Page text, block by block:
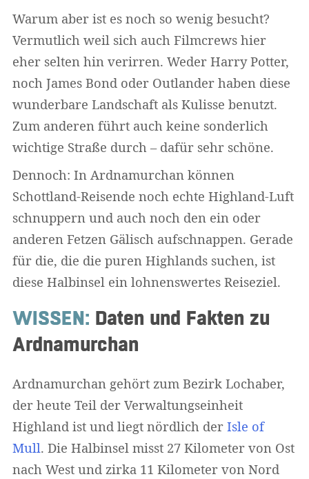
Warum aber ist es noch so wenig besucht?
Vermutlich weil sich auch Filmcrews hier
eher selten hin verirren. Weder Harry Potter,
noch James Bond oder Outlander haben diese
wunderbare Landschaft als Kulisse benutzt.
Zum anderen führt auch keine sonderlich
wichtige Straße durch – dafür sehr schöne.
Dennoch: In Ardnamurchan können
Schottland-Reisende noch echte Highland-Luft
schnuppern und auch noch den ein oder
anderen Fetzen Gälisch aufschnappen. Gerade
für die, die die puren Highlands suchen, ist
diese Halbinsel ein lohnenswertes Reiseziel.
WISSEN: Daten und Fakten zu
Ardnamurchan
Ardnamurchan gehört zum Bezirk Lochaber,
der heute Teil der Verwaltungseinheit
Highland ist und liegt nördlich der Isle of
Mull. Die Halbinsel misst 27 Kilometer von Ost
nach West und zirka 11 Kilometer von Nord